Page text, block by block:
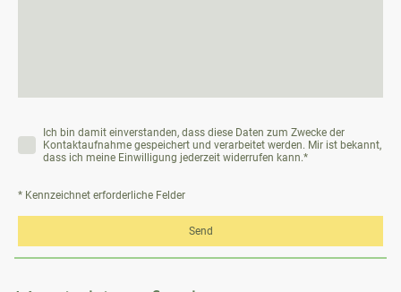
Ich bin damit einverstanden, dass diese Daten zum Zwecke der
Kontaktaufnahme gespeichert und verarbeitet werden. Mir ist bekannt,
dass ich meine Einwilligung jederzeit widerrufen kann.*
* Kennzeichnet erforderliche Felder
Send